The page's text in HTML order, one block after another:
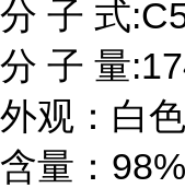
分 子 式
分 子 量
外观：白
含量：98%